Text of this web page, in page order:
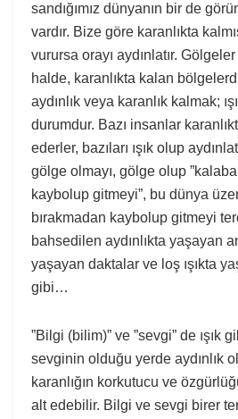
sandığımız dünyanın bir de
vardır. Bize göre karanlıkta
vurursa orayı aydınlatır.
halde, karanlıkta kalan
aydınlık veya karanlık kalmak;
durumdur. Bazı insanlar
ederler, bazıları ışık olup
gölge olmayı, gölge olup
kaybolup gitmeyi”, bu dünya
bırakmadan kaybolup gitmeyi
bahsedilen aydınlıkta yaşayan
yaşayan daktalar ve loş ışıkta
gibi…
”Bilgi (bilim)” ve ”sevgi” de ışık
sevginin olduğu yerde aydınlık
karanlığın korkutucu ve
alt edebilir. Bilgi ve sevgi birer